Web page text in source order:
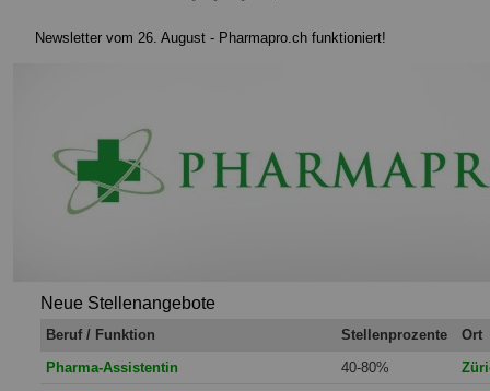
Newsletter vom 26. August - Pharmapro.ch funktioniert!
Neue Stellenangebote
Beruf / Funktion Stellenprozente
Ort
Pharma-Assistentin
40-80%